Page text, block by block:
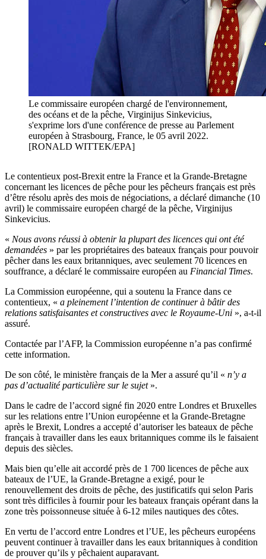
Le commissaire européen chargé de l'environnement,
des océans et de la pêche, Virginijus Sinkevicius,
s'exprime lors d'une conférence de presse au Parlement
européen à Strasbourg, France, le 05 avril 2022.
[RONALD WITTEK/EPA]
Le contentieux post-Brexit entre la France et la Grande-Bretagne
concernant les licences de pêche pour les pêcheurs français est près
d’être résolu après des mois de négociations, a déclaré dimanche (10
avril) le commissaire européen chargé de la pêche, Virginijus
Sinkevicius.
« Nous avons réussi à obtenir la plupart des licences qui ont été
demandées » par les propriétaires des bateaux français pour pouvoir
pêcher dans les eaux britanniques, avec seulement 70 licences en
souffrance, a déclaré le commissaire européen au Financial Times.
La Commission européenne, qui a soutenu la France dans ce
contentieux, « a pleinement l’intention de continuer à bâtir des
relations satisfaisantes et constructives avec le Royaume-Uni », a-t-il
assuré.
Contactée par l’AFP, la Commission européenne n’a pas confirmé
cette information.
De son côté, le ministère français de la Mer a assuré qu’il « n’y a
pas d’actualité particulière sur le sujet».
Dans le cadre de l’accord signé fin 2020 entre Londres et Bruxelles
sur les relations entre l’Union européenne et la Grande-Bretagne
après le Brexit, Londres a accepté d’autoriser les bateaux de pêche
français à travailler dans les eaux britanniques comme ils le faisaient
depuis des siècles.
Mais bien qu’elle ait accordé près de 1 700 licences de pêche aux
bateaux de l’UE, la Grande-Bretagne a exigé, pour le
renouvellement des droits de pêche, des justificatifs qui selon Paris
sont très difficiles à fournir pour les bateaux français opérant dans la
zone très poissonneuse située à 6-12 miles nautiques des côtes.
En vertu de l’accord entre Londres et l’UE, les pêcheurs européens
peuvent continuer à travailler dans les eaux britanniques à condition
de prouver qu’ils y pêchaient auparavant.